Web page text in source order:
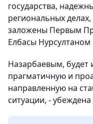
государства,
региональных
заложены Первым
Елбасы Нурсултаном
Назарбаевым, будет
прагматичную и
направленную на
ситуации, -